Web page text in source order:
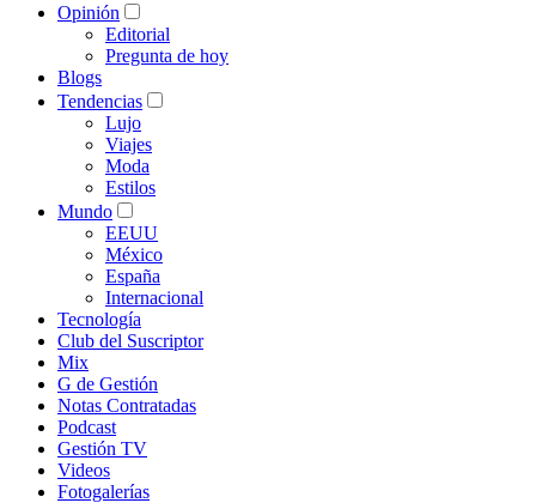
Opinión
Editorial
Pregunta de hoy
Blogs
Tendencias
Lujo
Viajes
Moda
Estilos
Mundo
EEUU
México
España
Internacional
Tecnología
Club del Suscriptor
Mix
G de Gestión
Notas Contratadas
Podcast
Gestión TV
Videos
Fotogalerías